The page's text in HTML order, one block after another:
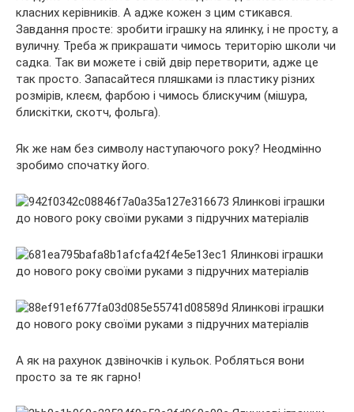
класних керівників. А адже кожен з цим стикався.
Завдання просте: зробити іграшку на ялинку, і не просту, а
вуличну. Треба ж прикрашати чимось територію школи чи
садка. Так ви можете і свій двір перетворити, адже це
так просто. Запасайтеся пляшками із пластику різних
розмірів, клеєм, фарбою і чимось блискучим (мішура,
блискітки, скотч, фольга).
Як же нам без символу наступаючого року? Неодмінно
зробимо спочатку його.
А як на рахунок дзвіночків і кульок. Робляться вони
просто за те як гарно!